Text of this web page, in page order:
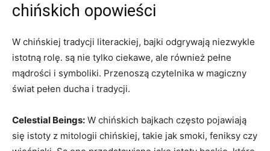
chińskich opowieści
W chińskiej tradycji literackiej, bajki odgrywają niezwykle
istotną⁤ rolę. są nie tylko ciekawe, ale⁤ również pełne
mądrości i symboliki. Przenoszą czytelnika w magiczny
świat pełen ducha i tradycji.
Celestial Beings: W chińskich bajkach często pojawiają
się istoty z mitologii chińskiej, takie jak smoki,​ feniksy‍ czy